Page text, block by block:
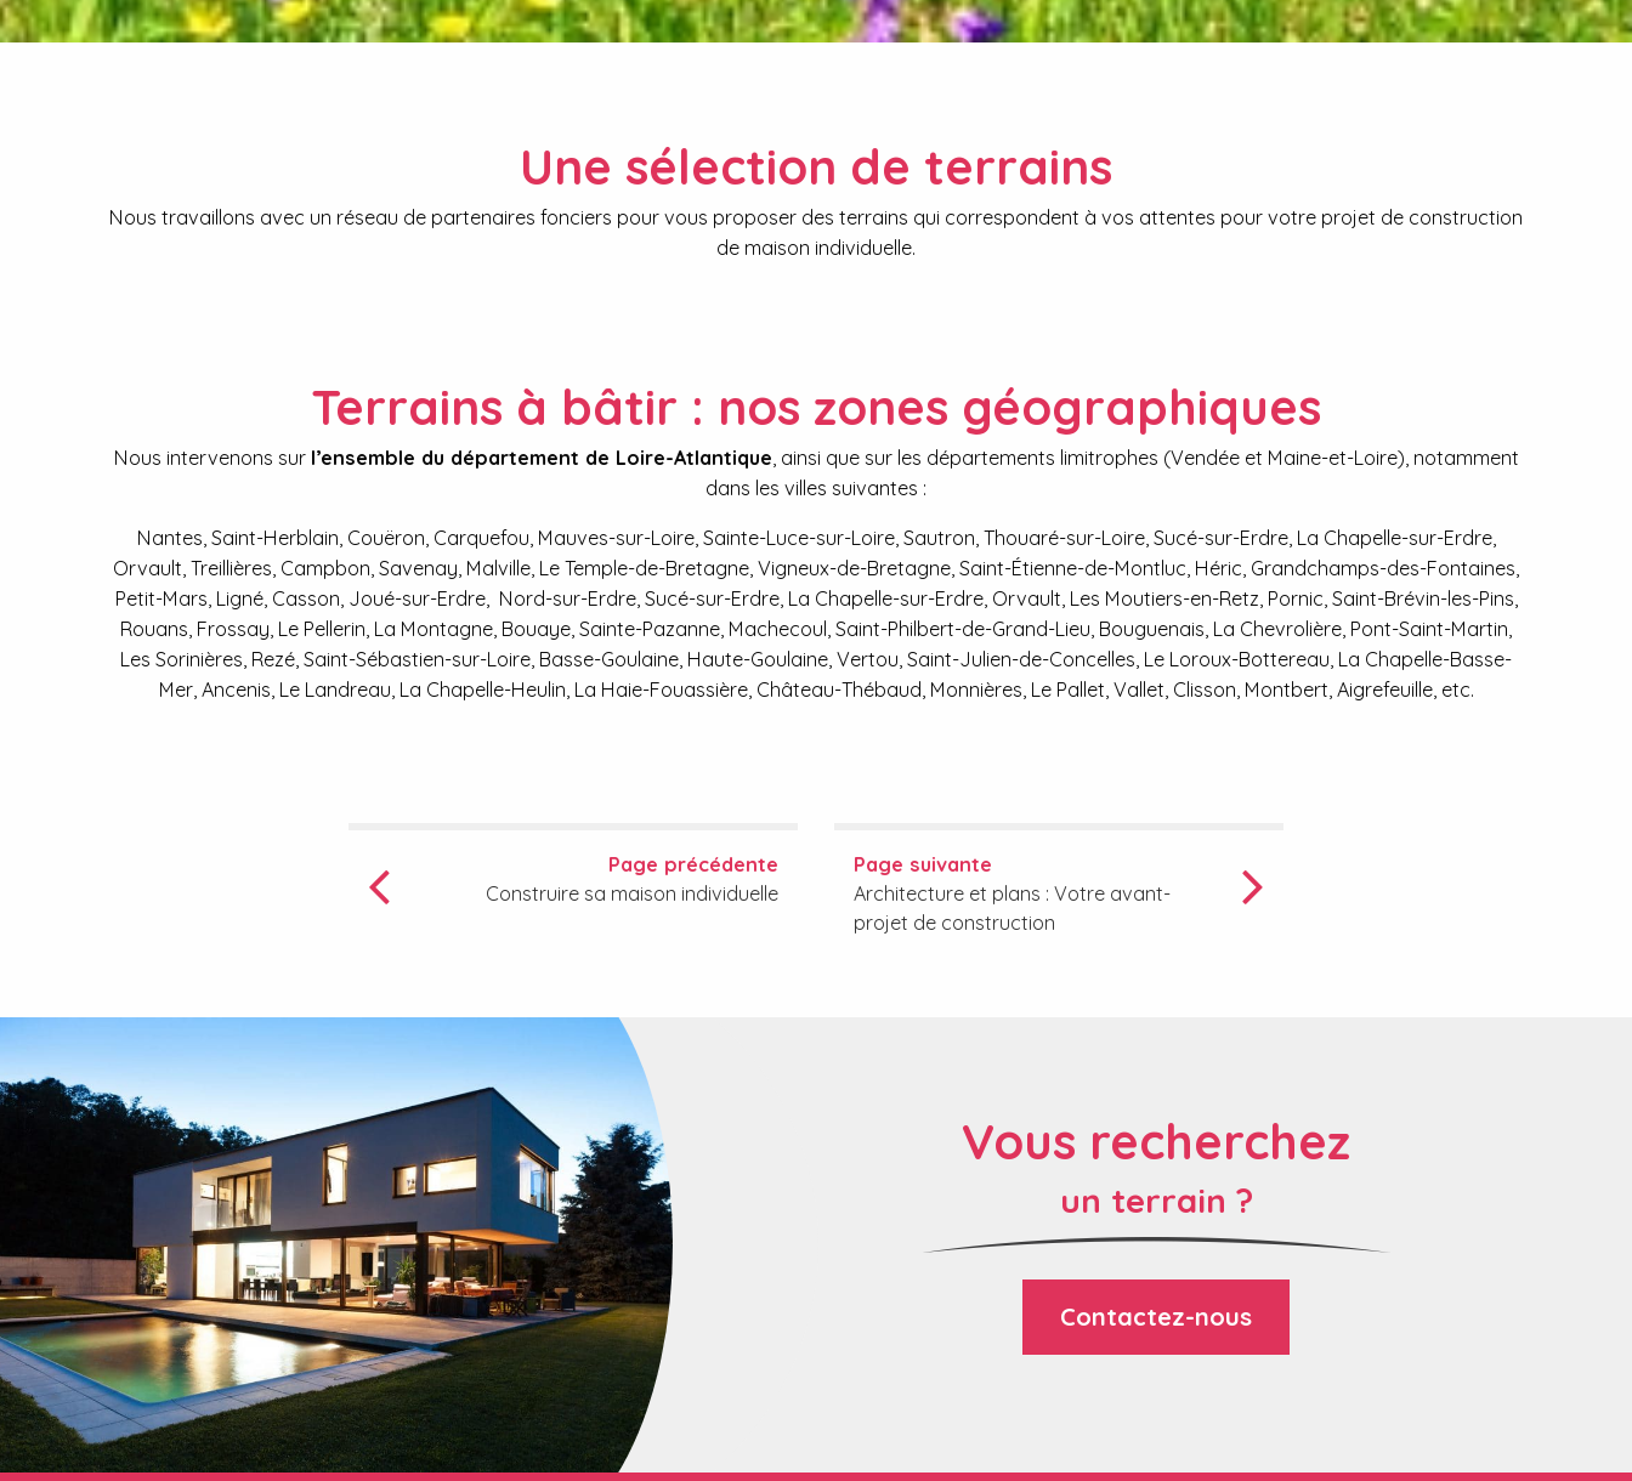
Une sélection de terrains
Nous travaillons avec un réseau de partenaires fonciers pour vous proposer des terrains qui correspondent à vos attentes pour votre projet de construction
de maison individuelle.
Terrains à bâtir : nos zones géographiques
Nous intervenons sur l’ensemble du département de Loire-Atlantique, ainsi que sur les départements limitrophes (Vendée et Maine-et-Loire), notamment
dans les villes suivantes :
Nantes, Saint-Herblain, Couëron, Carquefou, Mauves-sur-Loire, Sainte-Luce-sur-Loire, Sautron, Thouaré-sur-Loire, Sucé-sur-Erdre, La Chapelle-sur-Erdre,
Orvault, Treillières, Campbon, Savenay, Malville, Le Temple-de-Bretagne, Vigneux-de-Bretagne, Saint-Étienne-de-Montluc, Héric, Grandchamps-des-Fontaines,
Petit-Mars, Ligné, Casson, Joué-sur-Erdre, Nord-sur-Erdre, Sucé-sur-Erdre, La Chapelle-sur-Erdre, Orvault, Les Moutiers-en-Retz, Pornic, Saint-Brévin-les-Pins,
Rouans, Frossay, Le Pellerin, La Montagne, Bouaye, Sainte-Pazanne, Machecoul, Saint-Philbert-de-Grand-Lieu, Bouguenais, La Chevrolière, Pont-Saint-Martin,
Les Sorinières, Rezé, Saint-Sébastien-sur-Loire, Basse-Goulaine, Haute-Goulaine, Vertou, Saint-Julien-de-Concelles, Le Loroux-Bottereau, La Chapelle-Basse-
Mer, Ancenis, Le Landreau, La Chapelle-Heulin, La Haie-Fouassière, Château-Thébaud, Monnières, Le Pallet, Vallet, Clisson, Montbert, Aigrefeuille, etc.
Page précédente
Construire sa maison individuelle
Page suivante
Architecture et plans : Votre avant-
projet de construction
Vous recherchez
un terrain ?
Contactez-nous